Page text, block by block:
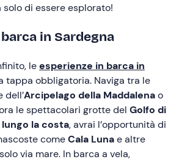
di essere esplorato!
in Sardegna
leesperienze in barca in
tappa obbligatoria. Naviga tra le
dell’Arcipelago della Maddalenao
le spettacolari grotte del Golfo di
lungo la costa, avrai l’opportunità di
comeCala Lunae altre
via mare. In barca a vela,